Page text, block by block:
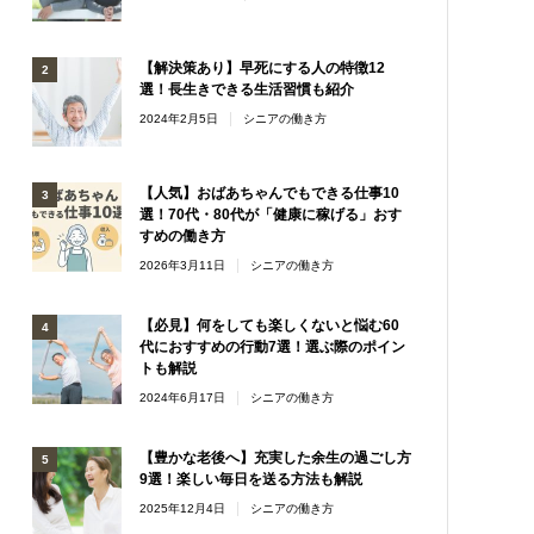
【解決策あり】早死にする人の特徴12
選！長生きできる生活習慣も紹介
2024年2月5日 シニアの働き方
【人気】おばあちゃんでもできる仕事10
選！70代・80代が「健康に稼げる」おす
すめの働き方
2026年3月11日 シニアの働き方
【必見】何をしても楽しくないと悩む60
代におすすめの行動7選！選ぶ際のポイン
トも解説
2024年6月17日 シニアの働き方
【豊かな老後へ】充実した余生の過ごし方
9選！楽しい毎日を送る方法も解説
2025年12月4日 シニアの働き方